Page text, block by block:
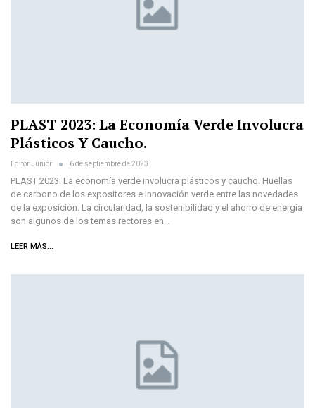
PLAST 2023: La Economía Verde Involucra
Plásticos Y Caucho.
Editor Junior 6 de septiembre de 2023
PLAST 2023: La economía verde involucra plásticos y caucho. Huellas
de carbono de los expositores e innovación verde entre las novedades
de la exposición. La circularidad, la sostenibilidad y el ahorro de energía
son algunos de los temas rectores en…
LEER MÁS...